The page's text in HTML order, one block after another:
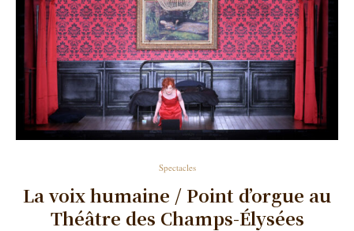
Spectacles
La voix humaine / Point d’orgue au
Théâtre des Champs-Élysées